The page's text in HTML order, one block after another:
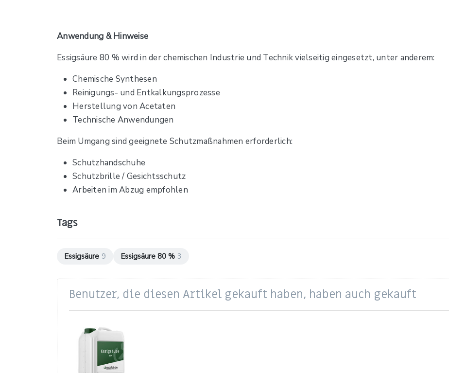
Anwendung & Hinweise
Essigsäure 80 % wird in der chemischen Industrie und Technik vielseitig eingesetzt, unter anderem:
Chemische Synthesen
Reinigungs- und Entkalkungsprozesse
Herstellung von Acetaten
Technische Anwendungen
Beim Umgang sind geeignete Schutzmaßnahmen erforderlich:
Schutzhandschuhe
Schutzbrille / Gesichtsschutz
Arbeiten im Abzug empfohlen
Tags
Essigsäure 9 Essigsäure 80 % 3
Benutzer, die diesen Artikel gekauft haben, haben auch gekauft